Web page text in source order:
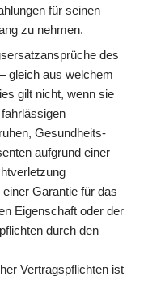
für seinen
zu nehmen.
des
gleich aus welchem
gilt nicht, wenn sie
Gesundheits-
aufgrund einer
Garantie für das
Eigenschaft oder der
durch den
Vertragspflichten ist